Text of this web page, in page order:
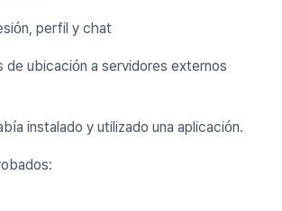
perfil y chat
ubicación a servidores externos
instalado y utilizado una aplicación.